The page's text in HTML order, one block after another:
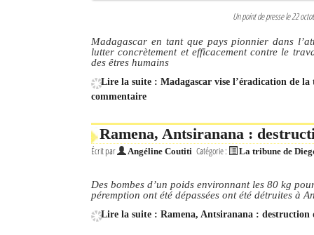
Un point de presse le 22
Madagascar en tant que pays pionnier dans
lutter concrètement et efficacement contre le
des êtres humains
Lire la suite : Madagascar vise l’éradication de
commentaire
Ramena, Antsiranana :
Écrit par Angéline Coutiti Catégorie : La tribune de
Des bombes d’un poids environnant les 80 kg
péremption ont été dépassées ont été détruites à
Lire la suite : Ramena, Antsiranana : destruction